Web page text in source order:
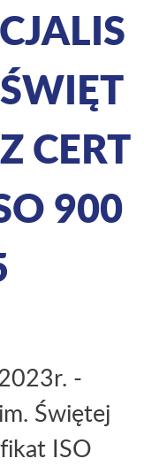
CERT
900
-
Świętej
ISO